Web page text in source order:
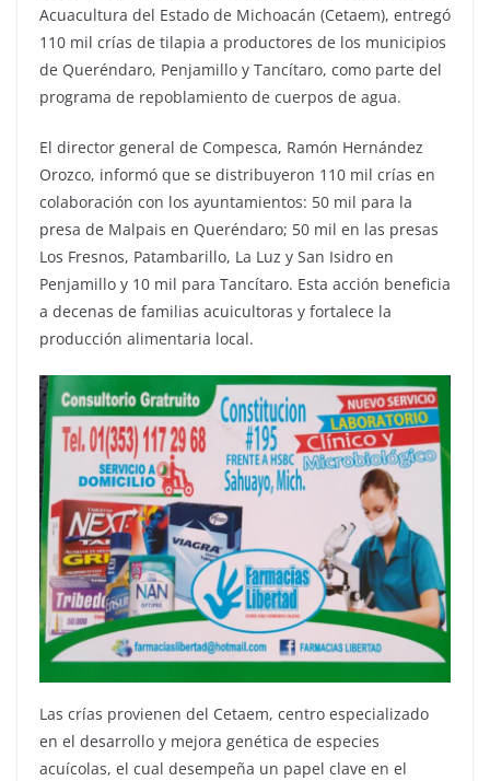
Acuacultura del Estado de Michoacán (Cetaem), entregó
110 mil crías de tilapia a productores de los municipios
de Queréndaro, Penjamillo y Tancítaro, como parte del
programa de repoblamiento de cuerpos de agua.
El director general de Compesca, Ramón Hernández
Orozco, informó que se distribuyeron 110 mil crías en
colaboración con los ayuntamientos: 50 mil para la
presa de Malpais en Queréndaro; 50 mil en las presas
Los Fresnos, Patambarillo, La Luz y San Isidro en
Penjamillo y 10 mil para Tancítaro. Esta acción beneficia
a decenas de familias acuicultoras y fortalece la
producción alimentaria local.
Las crías provienen del Cetaem, centro especializado
en el desarrollo y mejora genética de especies
acuícolas, el cual desempeña un papel clave en el